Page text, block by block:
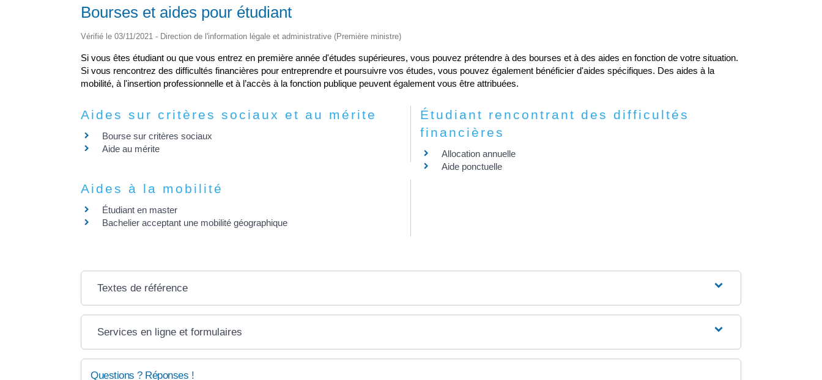
Bourses et aides pour étudiant
Vérifié le 03/11/2021 - Direction de l'information légale et administrative (Première ministre)
Si vous êtes étudiant ou que vous entrez en première année d'études supérieures, vous pouvez prétendre à des bourses et à des aides en fonction de votre situation.
Si vous rencontrez des difficultés financières pour entreprendre et poursuivre vos études, vous pouvez également bénéficier d'aides spécifiques. Des aides à la
mobilité, à l'insertion professionnelle et à l’accès à la fonction publique peuvent également vous être attribuées.
Aides sur critères sociaux et au mérite
Bourse sur critères sociaux
Aide au mérite
Étudiant rencontrant des difficultés
financières
Allocation annuelle
Aide ponctuelle
Aides à la mobilité
Étudiant en master
Bachelier acceptant une mobilité géographique
Textes de référence
Services en ligne et formulaires
Questions ? Réponses !